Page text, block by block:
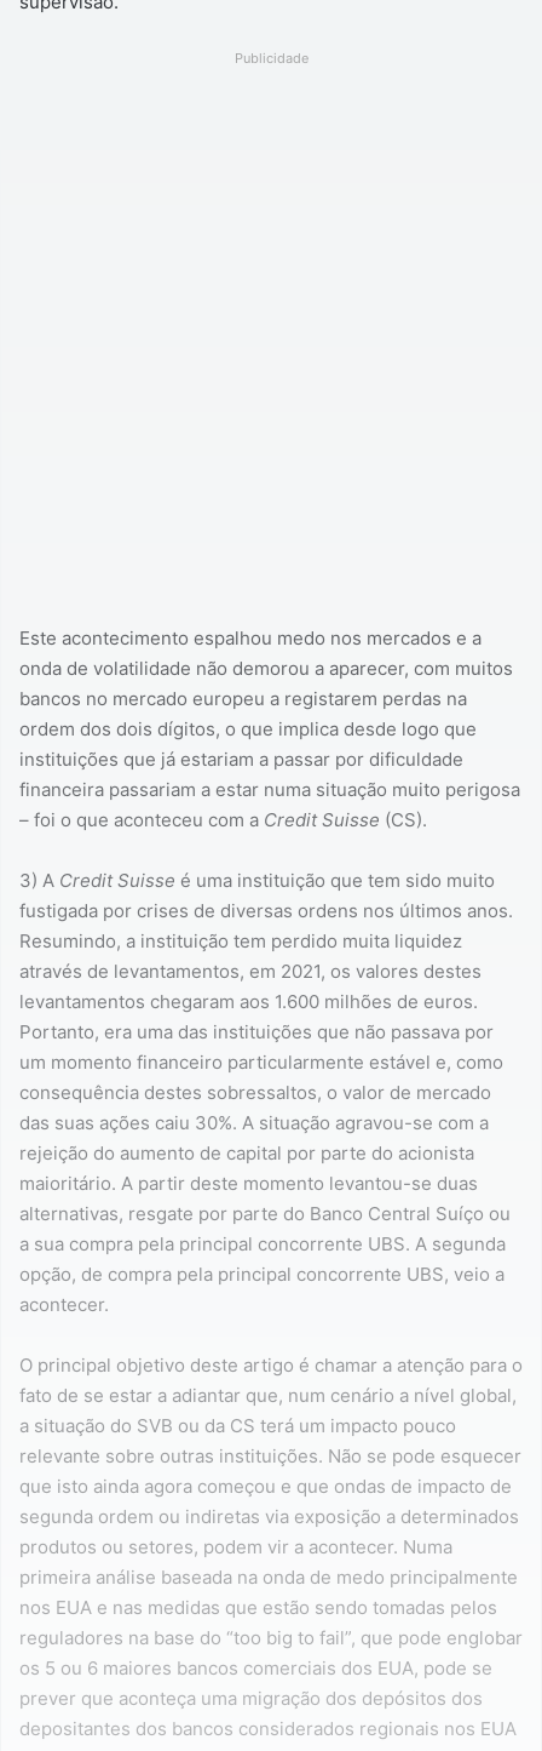
Publicidade
Este acontecimento espalhou medo nos mercados e a
onda de volatilidade não demorou a aparecer, com muitos
bancos no mercado europeu a registarem perdas na
ordem dos dois dígitos, o que implica desde logo que
instituições que já estariam a passar por dificuldade
financeira passariam a estar numa situação muito perigosa
– foi o que aconteceu com a Credit Suisse (CS).
3) A Credit Suisse é uma instituição que tem sido muito
fustigada por crises de diversas ordens nos últimos anos.
Resumindo, a instituição tem perdido muita liquidez
através de levantamentos, em 2021, os valores destes
levantamentos chegaram aos 1.600 milhões de euros.
Portanto, era uma das instituições que não passava por
um momento financeiro particularmente estável e, como
consequência destes sobressaltos, o valor de mercado
das suas ações caiu 30%. A situação agravou-se com a
rejeição do aumento de capital por parte do acionista
maioritário. A partir deste momento levantou-se duas
alternativas, resgate por parte do Banco Central Suíço ou
a sua compra pela principal concorrente UBS. A segunda
opção, de compra pela principal concorrente UBS, veio a
acontecer.
O principal objetivo deste artigo é chamar a atenção para o
fato de se estar a adiantar que, num cenário a nível global,
a situação do SVB ou da CS terá um impacto pouco
relevante sobre outras instituições. Não se pode esquecer
que isto ainda agora começou e que ondas de impacto de
segunda ordem ou indiretas via exposição a determinados
produtos ou setores, podem vir a acontecer. Numa
primeira análise baseada na onda de medo principalmente
nos EUA e nas medidas que estão sendo tomadas pelos
reguladores na base do “too big to fail”, que pode englobar
os 5 ou 6 maiores bancos comerciais dos EUA, pode se
prever que aconteça uma migração dos depósitos dos
depositantes dos bancos considerados regionais nos EUA